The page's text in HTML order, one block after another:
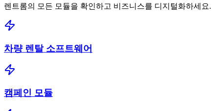
렌트롬의 모든 모듈을 확인하고 비즈니스를 디지털화하세요.
차량 렌탈 소프트웨어
캠페인 모듈